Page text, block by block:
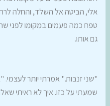
אלי, הביטה אל השלד, והחלה
טפח כמה פעמים במקומו לפני
גם אותו.
"שני זנבות." אמרתי יותר
שמעתי על כזו. איך לא ראיתי